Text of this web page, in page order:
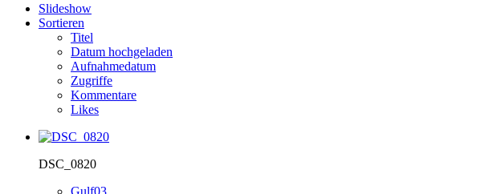
Slideshow
Sortieren
Titel
Datum hochgeladen
Aufnahmedatum
Zugriffe
Kommentare
Likes
DSC_0820
Gulf03